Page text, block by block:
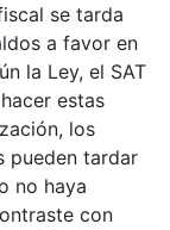
se tarda
a favor en
la Ley, el SAT
estas
los
pueden tardar
no haya
con